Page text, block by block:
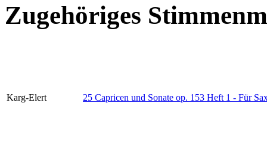
Zugehöriges
Karg-Elert 25 Capricen und Sonate op. 153 Heft 1 - Für